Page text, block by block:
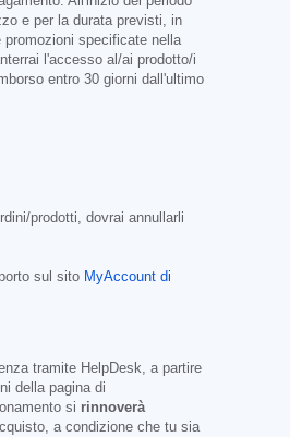
e per la durata previsti, in
specificate nella
l'accesso al/ai prodotto/i
entro 30 giorni dall'ultimo
prodotti, dovrai annullarli
sul sito MyAccount di
tramite HelpDesk, a partire
della pagina di
si rinnoverà
a condizione che tu sia